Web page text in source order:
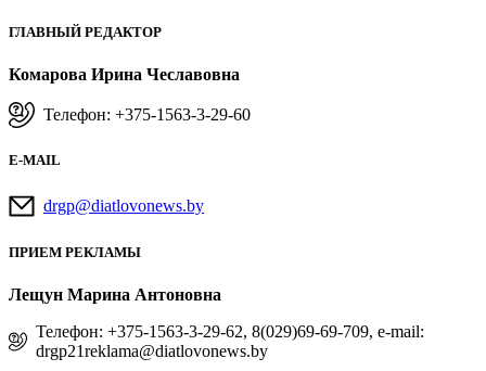
ГЛАВНЫЙ РЕДАКТОР
Комарова Ирина Чеславовна
Телефон: +375-1563-3-29-60
E-MAIL
drgp@diatlovonews.by
ПРИЕМ РЕКЛАМЫ
Лещун Марина Антоновна
Телефон: +375-1563-3-29-62, 8(029)69-69-709, e-mail:
drgp21reklama@diatlovonews.by